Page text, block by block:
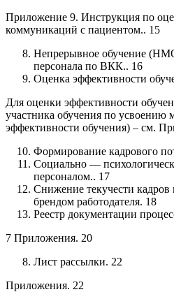
Приложение 9. Инструкция по
коммуникаций с пациентом.. 15
Непрерывное обучение
персонала по ВКК.. 16
Оценка эффективности
Для оценки эффективности
участника обучения по усвоению
эффективности обучения) – см.
Формирование кадрового
Социально —
персоналом.. 17
Снижение текучести кадров
брендом работодателя. 18
Реестр документации
7 Приложения. 20
Лист рассылки. 22
Приложения. 22